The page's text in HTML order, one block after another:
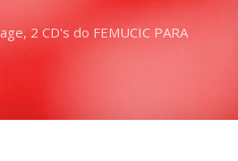
2 CD's do FEMUCIC PARA